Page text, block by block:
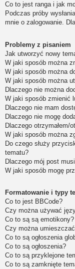
Co to jest ranga i jak
Podczas próby
mnie o zalogowanie.
Problemy z pisaniem
Jak utworzyć nowy
W jaki sposób można
W jaki sposób można
W jaki sposób można
Dlaczego nie można
W jaki sposób zmienić
Dlaczego nie mam
Dlaczego nie mogę
Dlaczego otrzymałem/
W jaki sposób można
Do czego służy
tematu?
Dlaczego mój post
W jaki sposób mogę
Formatowanie i typy
Co to jest BBCode?
Czy można używać
Co to są są emotikony?
Czy można
Co to są ogłoszenia
Co to są ogłoszenia?
Co to są przyklejone
Co to są zamknięte